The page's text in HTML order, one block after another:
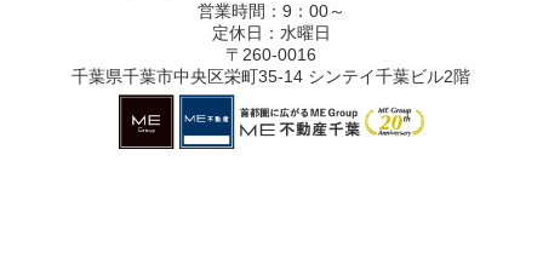
営業時間：9：00～
定休日：水曜日
〒260-0016
千葉県千葉市中央区栄町35-14 シンテイ千葉ビル2階